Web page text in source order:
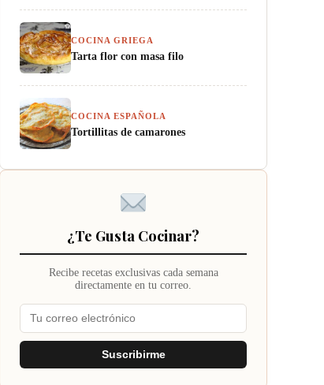
COCINA GRIEGA
Tarta flor con masa filo
COCINA ESPAÑOLA
Tortillitas de camarones
¿Te Gusta Cocinar?
Recibe recetas exclusivas cada semana
directamente en tu correo.
Suscribirme